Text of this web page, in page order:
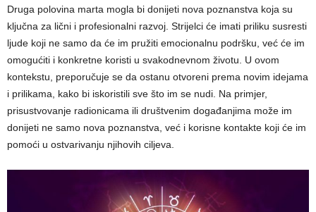
Druga polovina marta mogla bi donijeti nova poznanstva koja su
ključna za lični i profesionalni razvoj. Strijelci će imati priliku susresti
ljude koji ne samo da će im pružiti emocionalnu podršku, već će im
omogućiti i konkretne koristi u svakodnevnom životu. U ovom
kontekstu, preporučuje se da ostanu otvoreni prema novim idejama
i prilikama, kako bi iskoristili sve što im se nudi. Na primjer,
prisustvovanje radionicama ili društvenim događanjima može im
donijeti ne samo nova poznanstva, već i korisne kontakte koji će im
pomoći u ostvarivanju njihovih ciljeva.